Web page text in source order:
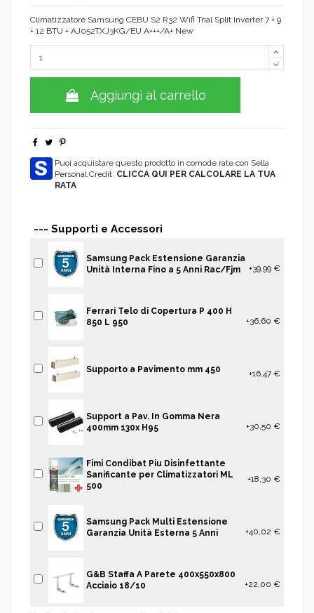
Climatizzatore Samsung CEBU S2 R32 Wifi Trial Split Inverter 7 + 9
+ 12 BTU + AJ052TXJ3KG/EU A+++/A+ New
Aggiungi al carrello
Puoi acquistare questo prodotto in comode rate con Sella
Personal Credit. CLICCA QUI PER CALCOLARE LA TUA
RATA
--- Supporti e Accessori
Samsung Pack Estensione Garanzia
Unità Interna Fino a 5 Anni Rac/Fjm
+39,99 €
Ferrari Telo di Copertura P 400 H
850 L 950
+36,60 €
Supporto a Pavimento mm 450 +16,47 €
Support a Pav. In Gomma Nera
400mm 130x H95
+30,50 €
Fimi Condibat Piu Disinfettante
Sanificante per Climatizzatori ML
500
+18,30 €
Samsung Pack Multi Estensione
Garanzia Unità Esterna 5 Anni
+40,02 €
G&B Staffa A Parete 400x550x800
Acciaio 18/10
+22,00 €